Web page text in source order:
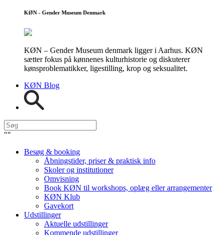
KØN - Gender Museum Denmark
KØN – Gender Museum denmark ligger i Aarhus. KØN
sætter fokus på kønnenes kulturhistorie og diskuterer
kønsproblematikker, ligestilling, krop og seksualitet.
KØN Blog
""
Besøg & booking
Åbningstider, priser & praktisk info
Skoler og institutioner
Omvisning
Book KØN til workshops, oplæg eller arrangementer
KØN Klub
Gavekort
Udstillinger
Aktuelle udstillinger
Kommende udstillinger